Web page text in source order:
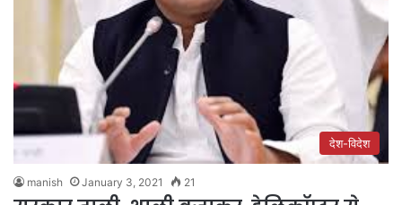
देश-विदेश
manish January 3, 2021 21